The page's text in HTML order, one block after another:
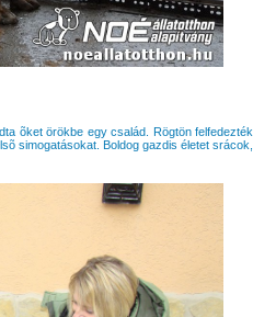
õket örökbe egy család. Rögtön felfedezték
simogatásokat. Boldog gazdis életet srácok,